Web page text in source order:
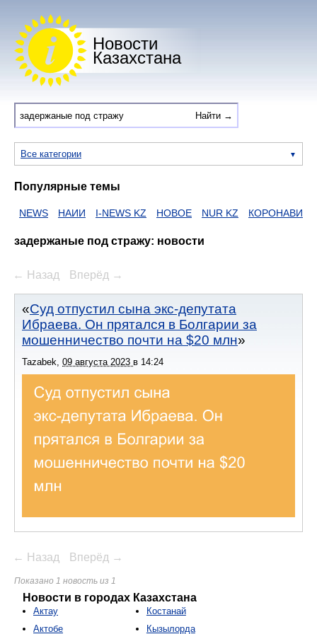
Новости
Казахстана
Все категории
Популярные темы
NEWS НАИИ I-NEWS KZ НОВОЕ NUR KZ
задержаные под стражу: новости
← Назад Вперёд →
Суд отпустил сына экс-депутата
Ибраева. Он прятался в Болгарии за
мошенничество почти на $20 млн
Tazabek, 09 августа 2023 в 14:24
← Назад Вперёд →
Показано 1 новость из 1
Новости в городах Казахстана
Актау
Актобе
Костанай
Кызылорда